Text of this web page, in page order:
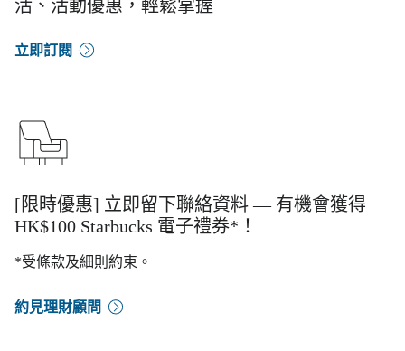
活、活動優惠，輕鬆掌握
立即訂閱
[限時優惠] 立即留下聯絡資料 — 有機會獲得
HK$100 Starbucks 電子禮券*！
*受條款及細則約束。
約見理財顧問